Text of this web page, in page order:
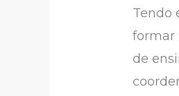
Tendo
formar
de